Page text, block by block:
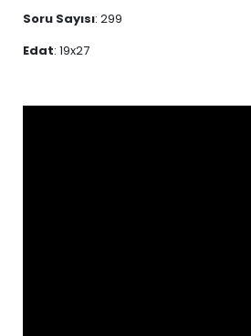
Soru Sayısı: 299
Edat: 19x27